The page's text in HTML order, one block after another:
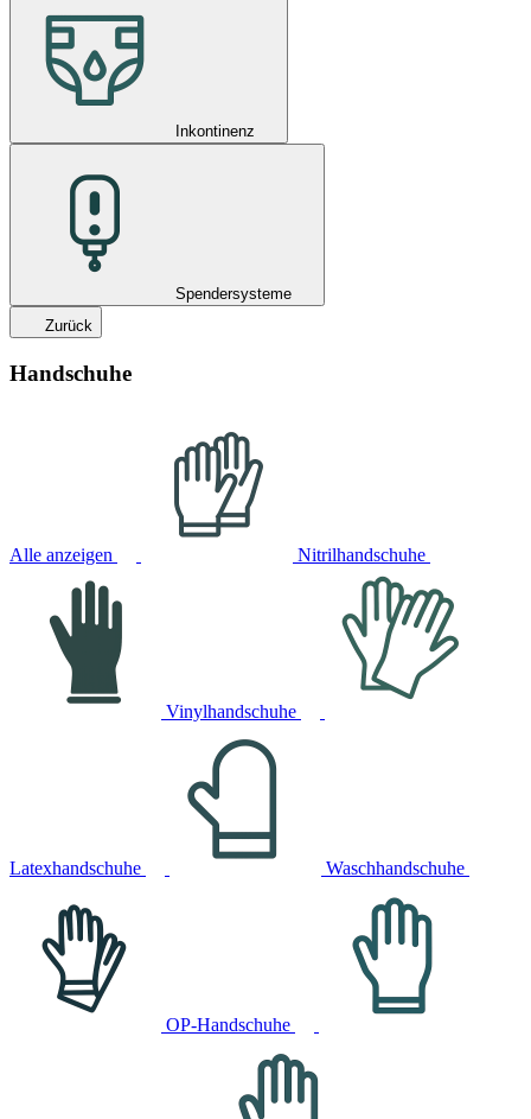
Inkontinenz
Spendersysteme
Zurück
Handschuhe
Alle anzeigen Nitrilhandschuhe
Vinylhandschuhe
Latexhandschuhe Waschhandschuhe
OP-Handschuhe